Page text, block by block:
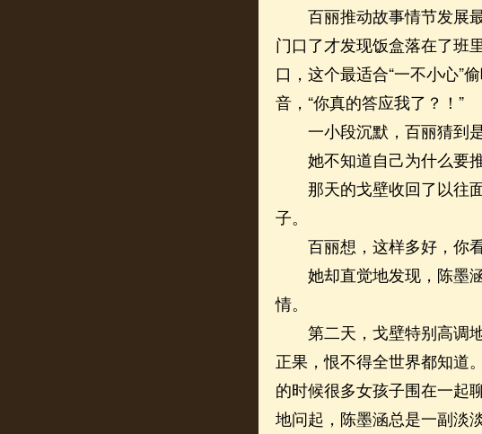
百丽推动故事情节发展最
门口了才发现饭盒落在了班
口，这个最适合“一不小心”
音，“你真的答应我了？！”
一小段沉默，百丽猜到是
她不知道自己为什么要推
那天的戈壁收回了以往面
子。
百丽想，这样多好，你看
她却直觉地发现，陈墨涵
情。
第二天，戈壁特别高调地
正果，恨不得全世界都知道
的时候很多女孩子围在一起
地问起，陈墨涵总是一副淡